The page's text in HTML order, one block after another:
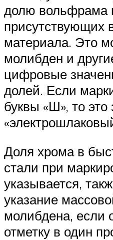
долю вольфрама
присутствующих
материала. Это
молибден и
цифровые
долей. Если
буквы «Ш», то это
Доля хрома в
стали при
указывается,
указание
молибдена, если
отметку в один